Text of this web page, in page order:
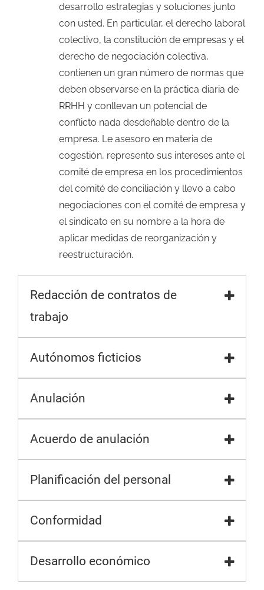
desarrollo estrategias y soluciones junto
con usted. En particular, el derecho laboral
colectivo, la constitución de empresas y el
derecho de negociación colectiva,
contienen un gran número de normas que
deben observarse en la práctica diaria de
RRHH y conllevan un potencial de
conflicto nada desdeñable dentro de la
empresa. Le asesoro en materia de
cogestión, represento sus intereses ante el
comité de empresa en los procedimientos
del comité de conciliación y llevo a cabo
negociaciones con el comité de empresa y
el sindicato en su nombre a la hora de
aplicar medidas de reorganización y
reestructuración.
Redacción de contratos de
trabajo
Autónomos ficticios
Anulación
Acuerdo de anulación
Planificación del personal
Conformidad
Desarrollo económico